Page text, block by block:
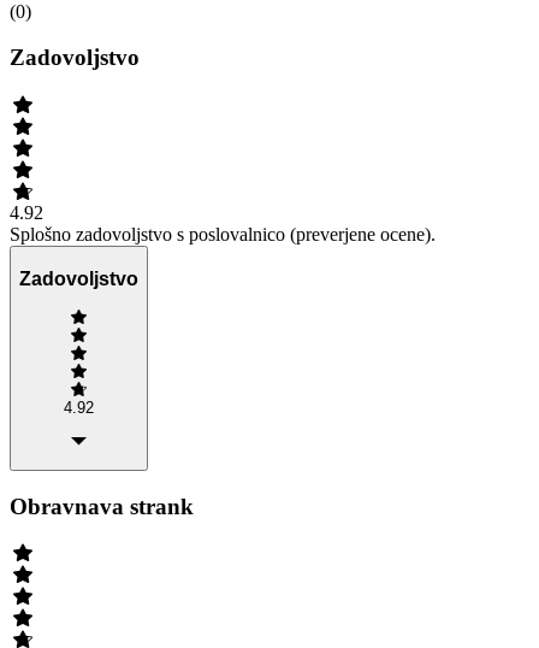
(0)
Zadovoljstvo
4.92
Splošno zadovoljstvo s poslovalnico (preverjene ocene).
Zadovoljstvo
4.92
Obravnava strank